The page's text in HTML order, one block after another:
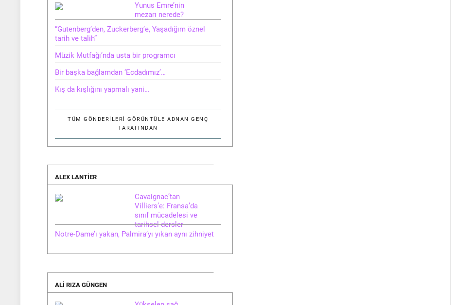
Yunus Emre’nin
mezarı nerede?
“Gutenberg’den, Zuckerberg’e, Yaşadığım öznel
tarih ve talih”
Müzik Mutfağı’nda usta bir programcı
Bir başka bağlamdan ‘Ecdadımız’…
Kış da kışlığını yapmalı yani…
TÜM GÖNDERILERI GÖRÜNTÜLE ADNAN GENÇ
TARAFINDAN
ALEX LANTIER
Cavaignac’tan
Villiers’e: Fransa’da
sınıf mücadelesi ve
tarihsel dersler
Notre-Dame’ı yakan, Palmira’yı yıkan aynı zihniyet
ALI RIZA GÜNGEN